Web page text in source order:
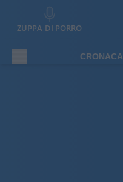
ZUPPA DI PORRO
CRONACA